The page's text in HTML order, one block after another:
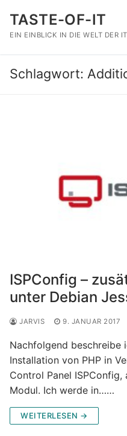
Inhalt
springen
TASTE-OF-IT
EIN EINBLICK IN DIE WELT DER
Schlagwort:
ISPConfig –
unter Debian
JARVIS 9. JANUAR 2017
Nachfolgend beschreibe
Installation von PHP in
Control Panel ISPConfig,
Modul. Ich werde in……
WEITERLESEN →